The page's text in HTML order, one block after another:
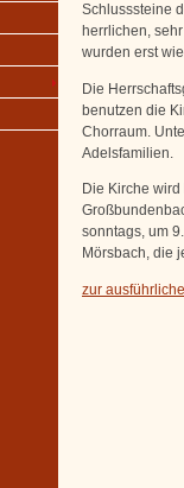
Schlusssteine
herrlichen,
wurden erst
Die
benutzen die
Chorraum.
Adelsfamilien.
Die Kirche
sonntags, um
Mörsbach, die
zur